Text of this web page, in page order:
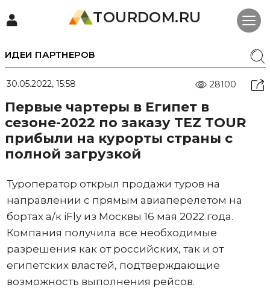
TOURDOM.RU
ИДЕИ ПАРТНЕРОВ
30.05.2022, 15:58 28100
Первые чартеры в Египет в
сезоне-2022 по заказу TEZ TOUR
прибыли на курорты страны с
полной загрузкой
Туроператор открыл продажи туров на
направлении с прямым авиаперелетом на
бортах а/к iFly из Москвы 16 мая 2022 года.
Компания получила все необходимые
разрешения как от российских, так и от
египетских властей, подтверждающие
возможность выполнения рейсов.